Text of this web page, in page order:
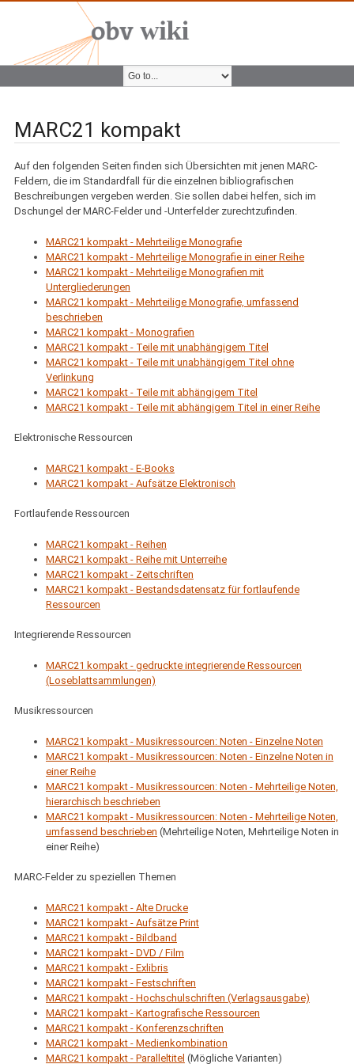
MARC21 kompakt
Auf den folgenden Seiten finden sich Übersichten mit jenen MARC-
Feldern, die im Standardfall für die einzelnen bibliografischen
Beschreibungen vergeben werden. Sie sollen dabei helfen, sich im
Dschungel der MARC-Felder und -Unterfelder zurechtzufinden.
MARC21 kompakt - Mehrteilige Monografie
MARC21 kompakt - Mehrteilige Monografie in einer Reihe
MARC21 kompakt - Mehrteilige Monografien mit
Untergliederungen
MARC21 kompakt - Mehrteilige Monografie, umfassend
beschrieben
MARC21 kompakt - Monografien
MARC21 kompakt - Teile mit unabhängigem Titel
MARC21 kompakt - Teile mit unabhängigem Titel ohne
Verlinkung
MARC21 kompakt - Teile mit abhängigem Titel
MARC21 kompakt - Teile mit abhängigem Titel in einer Reihe
Elektronische Ressourcen
MARC21 kompakt - E-Books
MARC21 kompakt - Aufsätze Elektronisch
Fortlaufende Ressourcen
MARC21 kompakt - Reihen
MARC21 kompakt - Reihe mit Unterreihe
MARC21 kompakt - Zeitschriften
MARC21 kompakt - Bestandsdatensatz für fortlaufende
Ressourcen
Integrierende Ressourcen
MARC21 kompakt - gedruckte integrierende Ressourcen
(Loseblattsammlungen)
Musikressourcen
MARC21 kompakt - Musikressourcen: Noten - Einzelne Noten
MARC21 kompakt - Musikressourcen: Noten - Einzelne Noten in
einer Reihe
MARC21 kompakt - Musikressourcen: Noten - Mehrteilige Noten,
hierarchisch beschrieben
MARC21 kompakt - Musikressourcen: Noten - Mehrteilige Noten,
umfassend beschrieben (Mehrteilige Noten, Mehrteilige Noten in
einer Reihe)
MARC-Felder zu speziellen Themen
MARC21 kompakt - Alte Drucke
MARC21 kompakt - Aufsätze Print
MARC21 kompakt - Bildband
MARC21 kompakt - DVD / Film
MARC21 kompakt - Exlibris
MARC21 kompakt - Festschriften
MARC21 kompakt - Hochschulschriften (Verlagsausgabe)
MARC21 kompakt - Kartografische Ressourcen
MARC21 kompakt - Konferenzschriften
MARC21 kompakt - Medienkombination
MARC21 kompakt - Paralleltitel (Mögliche Varianten)